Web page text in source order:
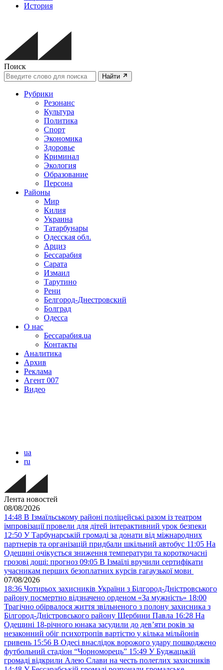
История
Поиск
Найти
Рубрики
Резонанс
Культура
Политика
Спорт
Экономика
Здоровье
Криминал
Экология
Образование
Персона
Районы
Мир
Килия
Украина
Татарбунары
Одесская обл.
Арциз
Бессарабия
Сарата
Измаил
Тарутино
Рени
Белгород-Днестровский
Болград
Одесса
О нас
Бессарабия.ua
Контакты
Аналитика
Архив
Реклама
Агент 007
Видео
ua
ru
Лента новостей
08/08/2026
14:48 В Ізмаїльському районі поліцейські разом із театром
імпровізації провели для дітей інтерактивний урок безпеки
12:50 У Тарбунарській громаді за донати від міжнародних
партнерів та організацій придбали шкільний автобус 11:05 На
Одещині очікується зниження температури та короткочасні
грозові дощі: прогноз 09:05 В Ізмаїлі вручили сертифікати
учасникам перших безоплатних курсів гагаузької мови
07/08/2026
18:36 Чотирьох захисників України з Білгород-Дністровського
району посмертно відзначено орденом «За мужність» 18:00
Трагічно обірвалося життя звільненого з полону захисника з
Білгород-Дністровського району Щербини Павла 16:28 На
Одещині 18-річного юнака засудили до дев’яти років за
незаконний обіг психотропів вартістю у кілька мільйонів
гривень 15:56 В Одесі внаслідок ворожого удару пошкоджено
футбольний стадіон “Чорноморець” 15:49 У Буджацькій
громаді відкрили Алею Слави на честь полеглих захисників